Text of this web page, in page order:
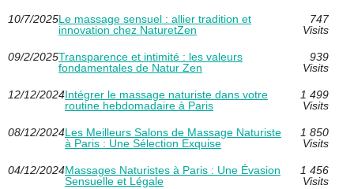
10/7/2025Le massage sensuel : allier tradition et
innovation chez NaturetZen
747
Visits
09/2/2025Transparence et intimité : les valeurs
fondamentales de Natur Zen
939
Visits
12/12/2024Intégrer le massage naturiste dans votre
routine hebdomadaire à Paris
1 499
Visits
08/12/2024Les Meilleurs Salons de Massage Naturiste
à Paris : Une Sélection Exquise
1 850
Visits
04/12/2024Massages Naturistes à Paris : Une Évasion
Sensuelle et Légale
1 456
Visits